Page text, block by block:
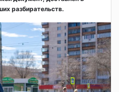
разбирательств.